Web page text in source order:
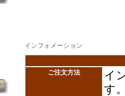
インフォメーション
ご注文方法
イ
す